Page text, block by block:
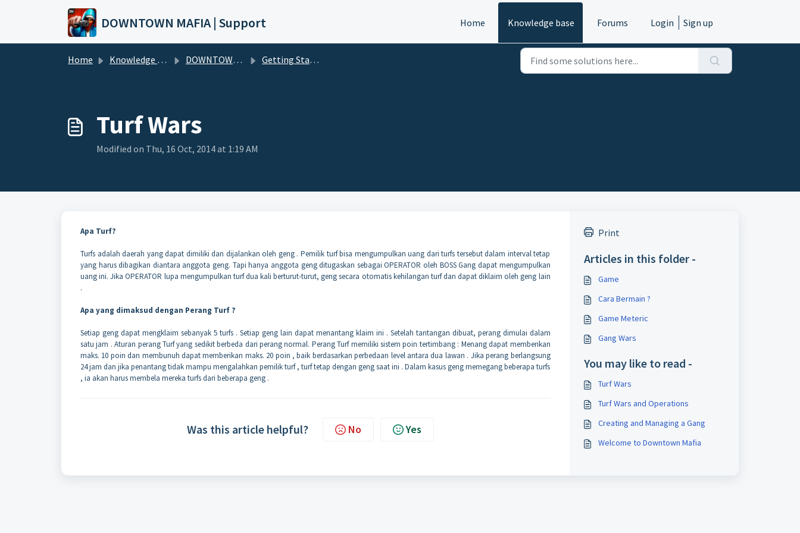
Skip to main content
DOWNTOWN MAFIA | Support Home Knowledge base Forums Login Sign up
Home Knowledge base DOWNTOWN MAFIA (Wiki) Getting Started (Indonesian)
Turf Wars
Modified on Thu, 16 Oct, 2014 at 1:19 AM
Apa Turf?
Turfs adalah daerah yang dapat dimiliki dan dijalankan oleh geng . Pemilik turf bisa mengumpulkan uang dari turfs tersebut dalam interval tetap
yang harus dibagikan diantara anggota geng. Tapi hanya anggota geng ditugaskan sebagai OPERATOR oleh BOSS Gang dapat mengumpulkan
uang ini. Jika OPERATOR lupa mengumpulkan turf dua kali berturut-turut, geng secara otomatis kehilangan turf dan dapat diklaim oleh geng lain
.
Apa yang dimaksud dengan Perang Turf ?
Setiap geng dapat mengklaim sebanyak 5 turfs . Setiap geng lain dapat menantang klaim ini . Setelah tantangan dibuat, perang dimulai dalam
satu jam . Aturan perang Turf yang sedikit berbeda dari perang normal. Perang Turf memiliki sistem poin tertimbang : Menang dapat memberikan
maks. 10 poin dan membunuh dapat memberikan maks. 20 poin , baik berdasarkan perbedaan level antara dua lawan . Jika perang berlangsung
24 jam dan jika penantang tidak mampu mengalahkan pemilik turf , turf tetap dengan geng saat ini . Dalam kasus geng memegang beberapa turfs
, ia akan harus membela mereka turfs dari beberapa geng .
Was this article helpful? No Yes
Print
Articles in this folder -
Game
Cara Bermain ?
Game Meteric
Gang Wars
You may like to read -
Turf Wars
Turf Wars and Operations
Creating and Managing a Gang
Welcome to Downtown Mafia